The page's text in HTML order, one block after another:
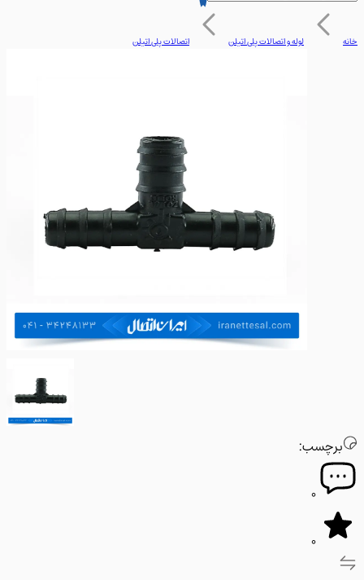
لوله و اتصالات پلی اتیلن اتصالات پلی اتیلن
0
0